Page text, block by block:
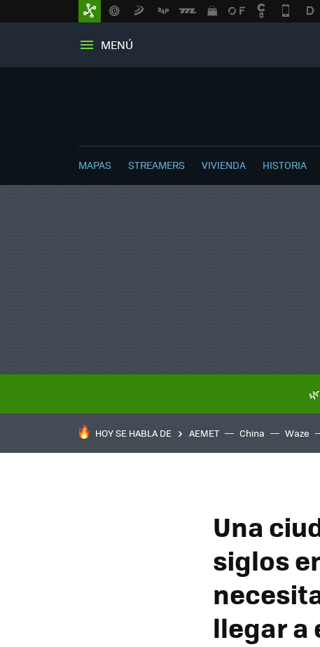
MENÚ
MAPAS STREAMERS VIVIENDA HISTORIA
HOY SE HABLA DE AEMET China Waze
Una
siglos
llegar a